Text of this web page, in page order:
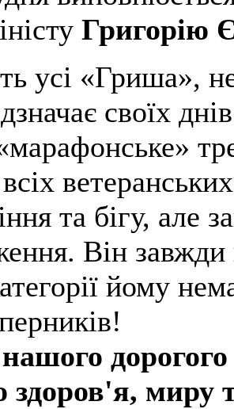
Григорію
усі «Гриша»,
своїх
та бігу, але
Він
йому
здоров'я, миру